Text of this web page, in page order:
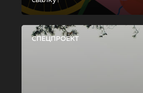
СПЕЦПРОЕКТ